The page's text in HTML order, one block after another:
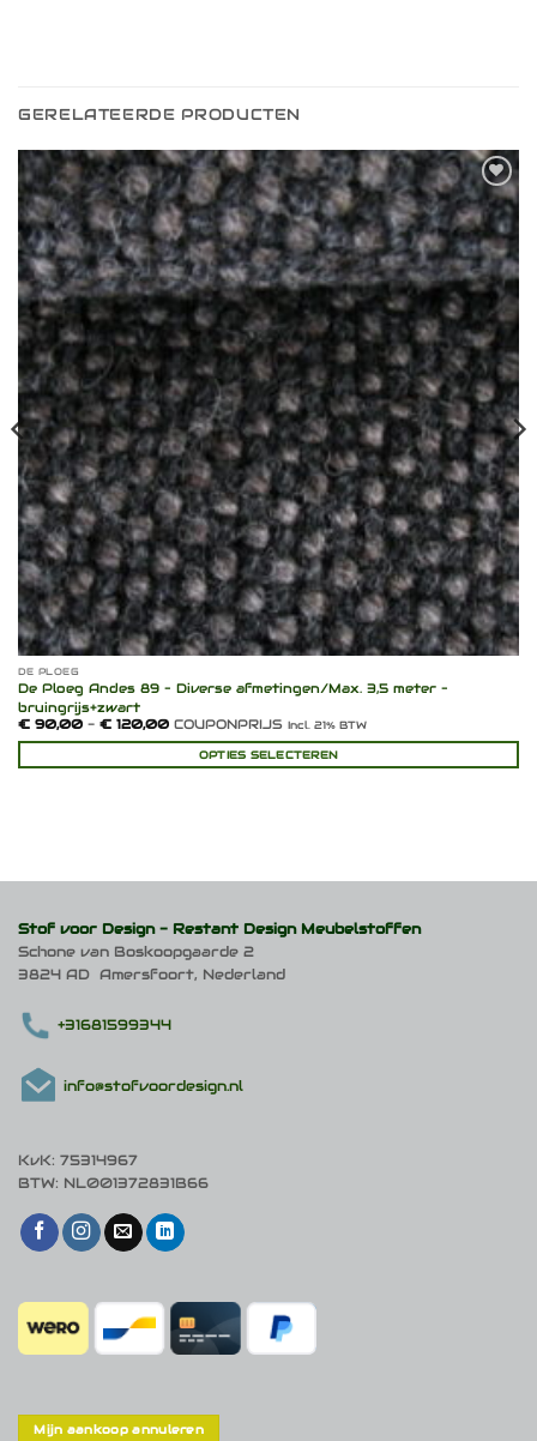
GERELATEERDE PRODUCTEN
Toevoegen
aan
verlanglijst
DE PLOEG
De Ploeg Andes 89 – Diverse afmetingen/Max. 3,5 meter –
bruingrijs+zwart
€90,00 - €120,00Prijsklasse:
€ 90,00
tot
€ 120,00
COUPONPRIJS Incl. 21% BTW
OPTIES SELECTEREN
Deze
gekozen
worden
op
productpagina
Stof voor Design - Restant Design Meubelstoffen
Schone van Boskoopgaarde 2
3824 AD Amersfoort, Nederland
+31681599344
info@stofvoordesign.nl
KvK: 75314967
BTW: NL001372831B66
Mijn aankoop annuleren